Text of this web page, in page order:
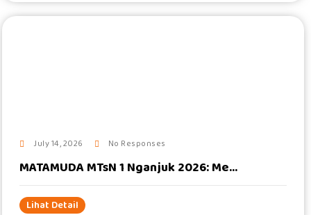
July 14, 2026 No Responses
MATAMUDA MTsN 1 Nganjuk 2026: Me...
Lihat Detail